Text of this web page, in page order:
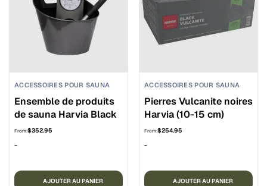
ACCESSOIRES POUR SAUNA
Ensemble de produits
de sauna Harvia Black
From:$352.95
-
AJOUTER AU PANIER
ACCESSOIRES POUR SAUNA
Pierres Vulcanite noires
Harvia (10-15 cm)
From:$254.95
-
AJOUTER AU PANIER